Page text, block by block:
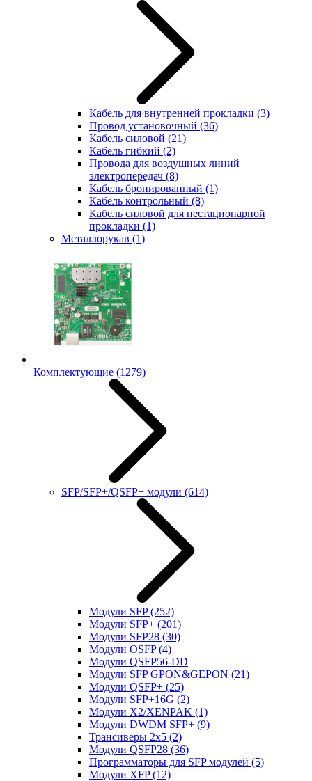
Кабель для внутренней прокладки (3)
Провод установочный (36)
Кабель силовой (21)
Кабель гибкий (2)
Провода для воздушных линий
электропередач (8)
Кабель бронированный (1)
Кабель контрольный (8)
Кабель силовой для нестационарной
прокладки (1)
Металлорукав (1)
Комплектующие (1279)
SFP/SFP+/QSFP+ модули (614)
Модули SFP(252)
Модули SFP+ (201)
Модули SFP28 (30)
Модули OSFP(4)
Модули QSFP56-DD
Модули SFP GPON&GEPON (21)
Модули QSFP+ (25)
Модули SFP+16G (2)
Модули X2/XENPAK (1)
Модули DWDM SFP+ (9)
Трансиверы 2x5 (2)
Модули QSFP28 (36)
Программаторы для SFP модулей (5)
Модули XFP(12)